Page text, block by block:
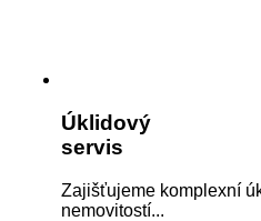
Úklidový
servis
Zajišťujeme komplexní
nemovitostí...